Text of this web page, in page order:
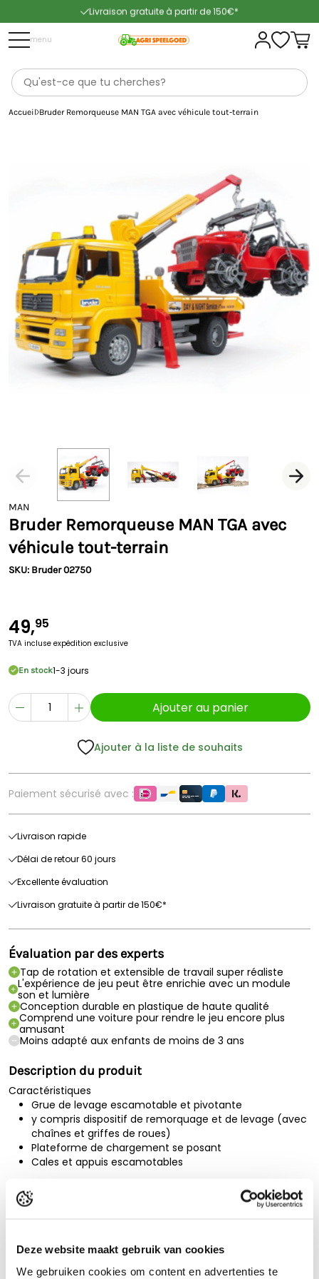
Deze website maakt gebruik van cookies
We gebruiken cookies om content en advertenties te
Livraison gratuite à partir de 150€*
Livraison rapide
menu
Accueil Bruder Remorqueuse MAN TGA avec véhicule tout-terrain
MAN
Bruder Remorqueuse MAN TGA avec
véhicule tout-terrain
SKU: Bruder 02750
49,95
TVA incluse expédition exclusive
En stock1-3 jours
Ajouter au panier
Ajouter à la liste de souhaits
Paiement sécurisé avec :
Livraison rapide
Délai de retour 60 jours
Excellente évaluation
Livraison gratuite à partir de 150€*
Évaluation par des experts
Tap de rotation et extensible de travail super réaliste
L'expérience de jeu peut être enrichie avec un module
son et lumière
Conception durable en plastique de haute qualité
Comprend une voiture pour rendre le jeu encore plus
amusant
Moins adapté aux enfants de moins de 3 ans
Description du produit
Caractéristiques
Grue de levage escamotable et pivotante
y compris dispositif de remorquage et de levage (avec
chaînes et griffes de roues)
Plateforme de chargement se posant
Cales et appuis escamotables
Description Bruder Remorqueuse MAN TGA avec véhicule
lorsqu'ellecharge des véhicules en détresse et les conduit
au garage. Pourcharger les véhicules en toute sécurité, la
Spécifications techniques